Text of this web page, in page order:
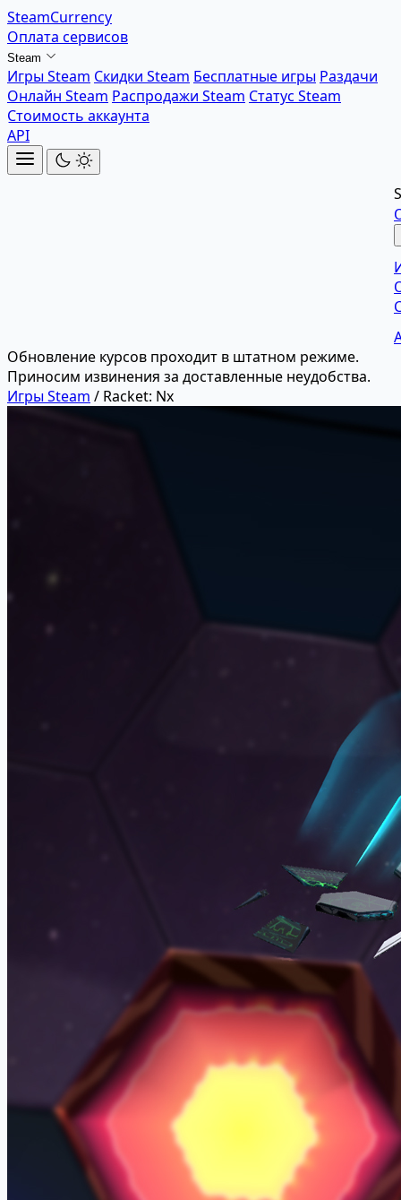
SteamCurrency
Оплата сервисов
Steam
Игры Steam Скидки Steam Бесплатные игры Раздачи
Онлайн Steam Распродажи Steam Статус Steam
Стоимость аккаунта
API
Обновление курсов проходит в штатном режиме.
Приносим извинения за доставленные неудобства.
Игры Steam / Racket: Nx